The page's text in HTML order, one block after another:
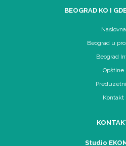
BEOGRAD KO I
Naslovna
Beograd u
Beograd
Opštine
Kontakt
Studio